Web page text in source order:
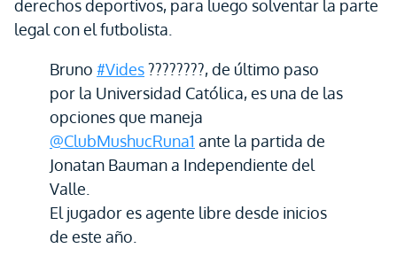
derechos deportivos, para luego solventar la parte
legal con el futbolista.
Bruno #Vides????????, de último paso
por la Universidad Católica, es una de las
opciones que maneja
@ClubMushucRuna1 ante la partida de
Jonatan Bauman a Independiente del
Valle.
El jugador es agente libre desde inicios
de este año.